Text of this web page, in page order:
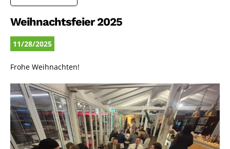
Weihnachtsfeier 2025
11/28/2025
Frohe Weihnachten!